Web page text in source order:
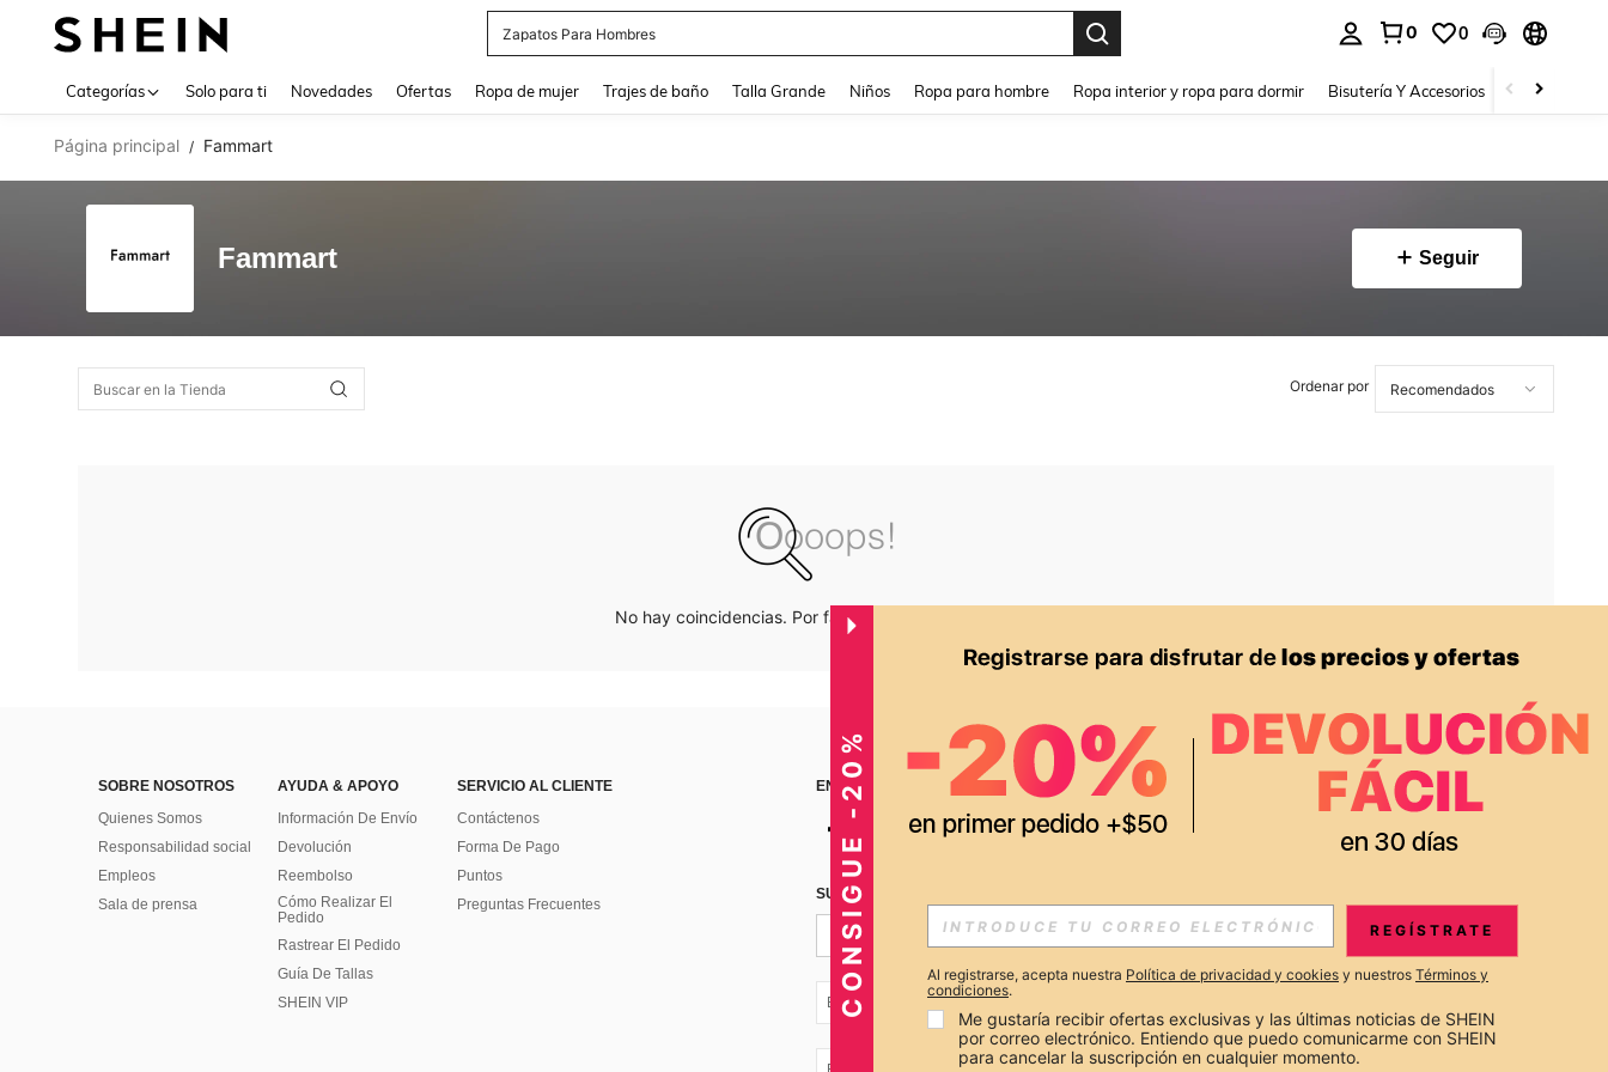
Zapatos Para Hombres
0 0
Categorías Solo para ti Novedades Ofertas Ropa de mujer Trajes de baño Talla Grande Niños Ropa para hombre Ropa interior y ropa para dormir Bisutería Y Accesorios Zapatos
Página principal / Fammart
Fammart Seguir
Ordenar por
No hay coincidencias. Por favor inténtalo de nuevo.
SOBRE NOSOTROS
Quienes Somos
Responsabilidad social
Empleos
Sala de prensa
AYUDA & APOYO
Información De Envío
Devolución
Reembolso
Cómo Realizar El
Pedido
Rastrear El Pedido
Guía De Tallas
SHEIN VIP
SERVICIO AL CLIENTE
Contáctenos
Forma De Pago
Puntos
Preguntas Frecuentes
ENCUÉNTRANOS EN APP
SUSCRÍBETE PARA RECIBIR OFERTAS EXCLUSIVAS, PROMOCIONES Y NOTICIAS DE SHEIN
Suscribir
EC + 593
CONSIGUE -20% REGÍSTRATE
Al registrarse, acepta nuestra Política de privacidad y cookies y nuestros Términos y
condiciones.
Me gustaría recibir ofertas exclusivas y las últimas noticias de SHEIN
por correo electrónico. Entiendo que puedo comunicarme con SHEIN
para cancelar la suscripción en cualquier momento.